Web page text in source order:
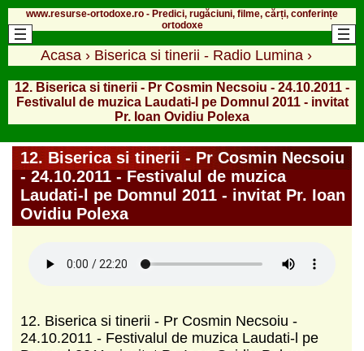
www.resurse-ortodoxe.ro - Predici, rugăciuni, filme, cărți, conferințe
ortodoxe
Acasa › Biserica si tinerii - Radio Lumina ›
12. Biserica si tinerii - Pr Cosmin Necsoiu - 24.10.2011 -
Festivalul de muzica Laudati-l pe Domnul 2011 - invitat
Pr. Ioan Ovidiu Polexa
12. Biserica si tinerii - Pr Cosmin Necsoiu
- 24.10.2011 - Festivalul de muzica
Laudati-l pe Domnul 2011 - invitat Pr. Ioan
Ovidiu Polexa
12. Biserica si tinerii - Pr Cosmin Necsoiu -
24.10.2011 - Festivalul de muzica Laudati-l pe